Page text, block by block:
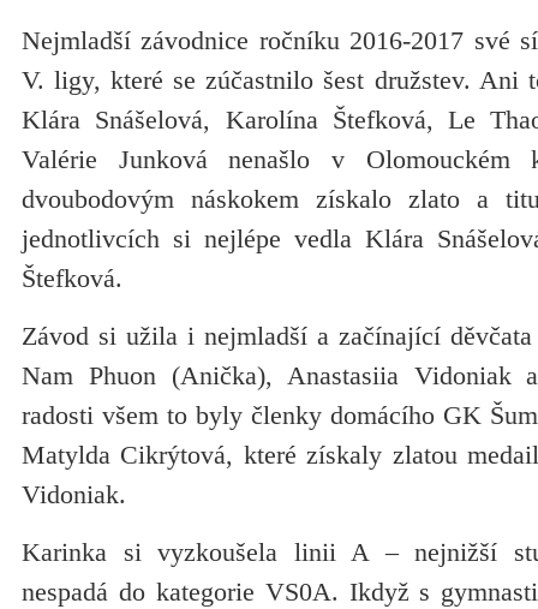
Nejmladší závodnice ročníku 2016-2017 své
V. ligy, které se zúčastnilo šest družstev. Ani
Klára Snášelová, Karolína Štefková, Le
Valérie Junková nenašlo v
dvoubodovým náskokem získalo zlato a
jednotlivcích si nejlépe vedla Klára
Štefková.
Závod si užila i nejmladší a začínající
Nam Phuon (Anička), Anastasiia Vidoniak
radosti všem to byly členky domácího GK
Matylda Cikrýtová, které získaly zlatou
Vidoniak.
Karinka si vyzkoušela linii A – nejnižší
nespadá do kategorie VS0A. Ikdyž s